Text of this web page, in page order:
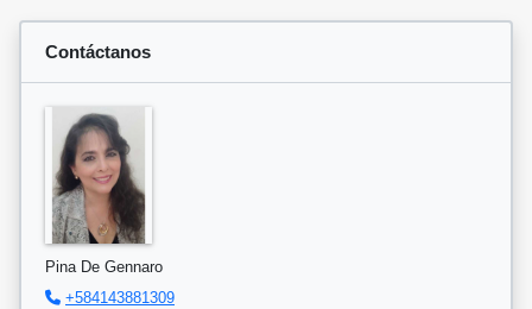
Contáctanos
Pina De Gennaro
+584143881309